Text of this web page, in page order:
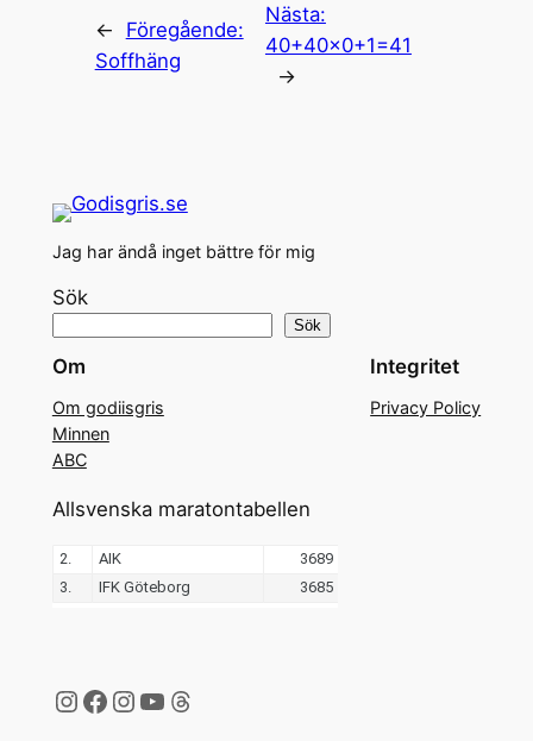
←
Föregående:
Soffhäng
Nästa:
40+40×0+1=41
→
Jag har ändå inget bättre för mig
Sök
Sök
Om
Om godiisgris
Minnen
ABC
Integritet
Privacy Policy
Allsvenska maratontabellen
Instagram
Facebook
Instagram
YouTube
Threads